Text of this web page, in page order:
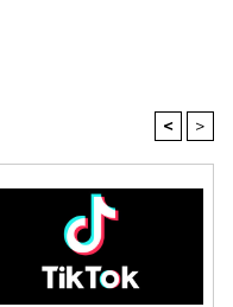
< >